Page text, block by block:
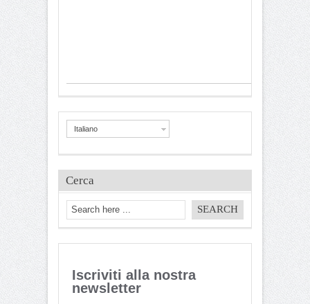
Italiano
Cerca
Iscriviti alla nostra
newsletter